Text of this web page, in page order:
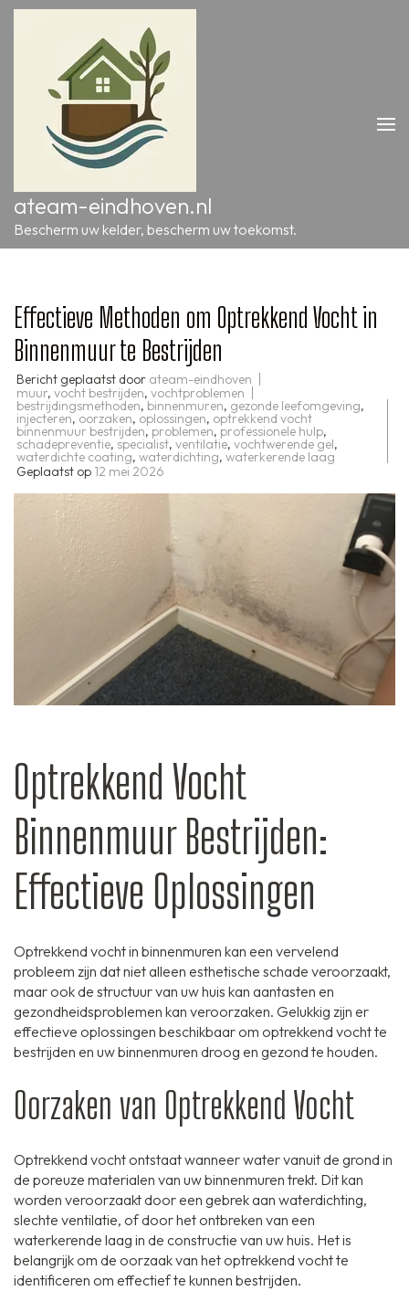
Ga
ateam-eindhoven.nl
Bescherm uw kelder, bescherm uw toekomst.
Effectieve Methoden om Optrekkend Vocht in
Binnenmuur te Bestrijden
Bericht geplaatst door ateam-eindhoven
muur, vocht bestrijden, vochtproblemen
bestrijdingsmethoden, binnenmuren, gezonde leefomgeving,
injecteren, oorzaken, oplossingen, optrekkend vocht
binnenmuur bestrijden, problemen, professionele hulp,
schadepreventie, specialist, ventilatie, vochtwerende gel,
waterdichte coating, waterdichting, waterkerende laag
Geplaatst op 12 mei 2026
Optrekkend Vocht
Binnenmuur Bestrijden:
Effectieve Oplossingen
Optrekkend vocht in binnenmuren kan een vervelend
probleem zijn dat niet alleen esthetische schade veroorzaakt,
maar ook de structuur van uw huis kan aantasten en
gezondheidsproblemen kan veroorzaken. Gelukkig zijn er
effectieve oplossingen beschikbaar om optrekkend vocht te
bestrijden en uw binnenmuren droog en gezond te houden.
Oorzaken van Optrekkend Vocht
Optrekkend vocht ontstaat wanneer water vanuit de grond in
de poreuze materialen van uw binnenmuren trekt. Dit kan
worden veroorzaakt door een gebrek aan waterdichting,
slechte ventilatie, of door het ontbreken van een
waterkerende laag in de constructie van uw huis. Het is
belangrijk om de oorzaak van het optrekkend vocht te
identificeren om effectief te kunnen bestrijden.